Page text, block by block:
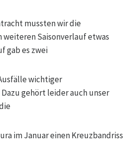
mussten wir die
Saisonverlauf etwas
gab es zwei
wichtiger
gehört leider auch unser
im Januar einen Kreuzbandriss